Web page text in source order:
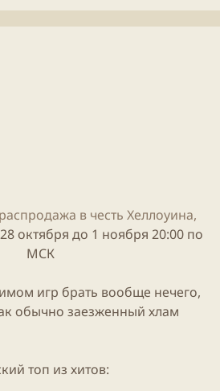
распродажа в честь Хеллоуина,
октября до 1 ноября 20:00 по
МСК
игр брать вообще нечего,
обычно заезженный хлам
топ из хитов: